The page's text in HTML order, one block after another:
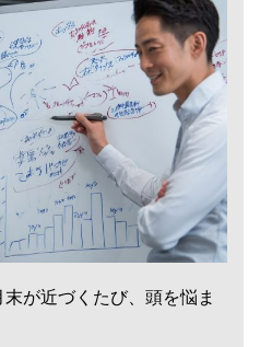
が近づくたび、頭を悩ま